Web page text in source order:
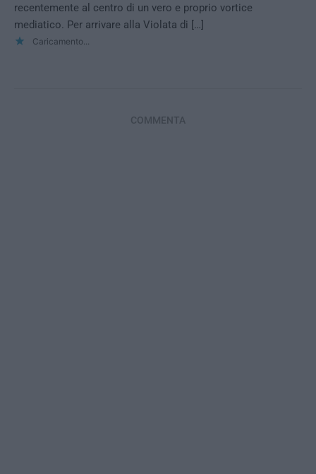
recentemente al centro di un vero e proprio vortice
mediatico. Per arrivare alla Violata di […]
Caricamento...
COMMENTA